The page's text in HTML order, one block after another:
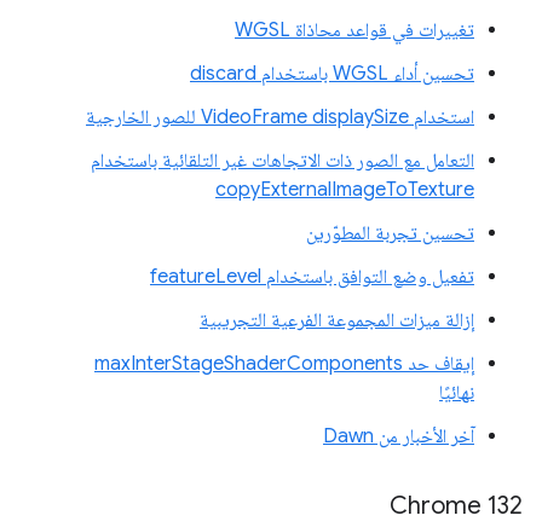
تغييرات في قواعد محاذاة WGSL
تحسين أداء WGSL باستخدام discard
استخدام VideoFrame displaySize للصور الخارجية
التعامل مع الصور ذات الاتجاهات غير التلقائية باستخدام
copyExternalImageToTexture
تحسين تجربة المطوّرين
تفعيل وضع التوافق باستخدام featureLevel
إزالة ميزات المجموعة الفرعية التجريبية
إيقاف حد maxInterStageShaderComponents
نهائيًا
آخر الأخبار من Dawn
‫Chrome 132